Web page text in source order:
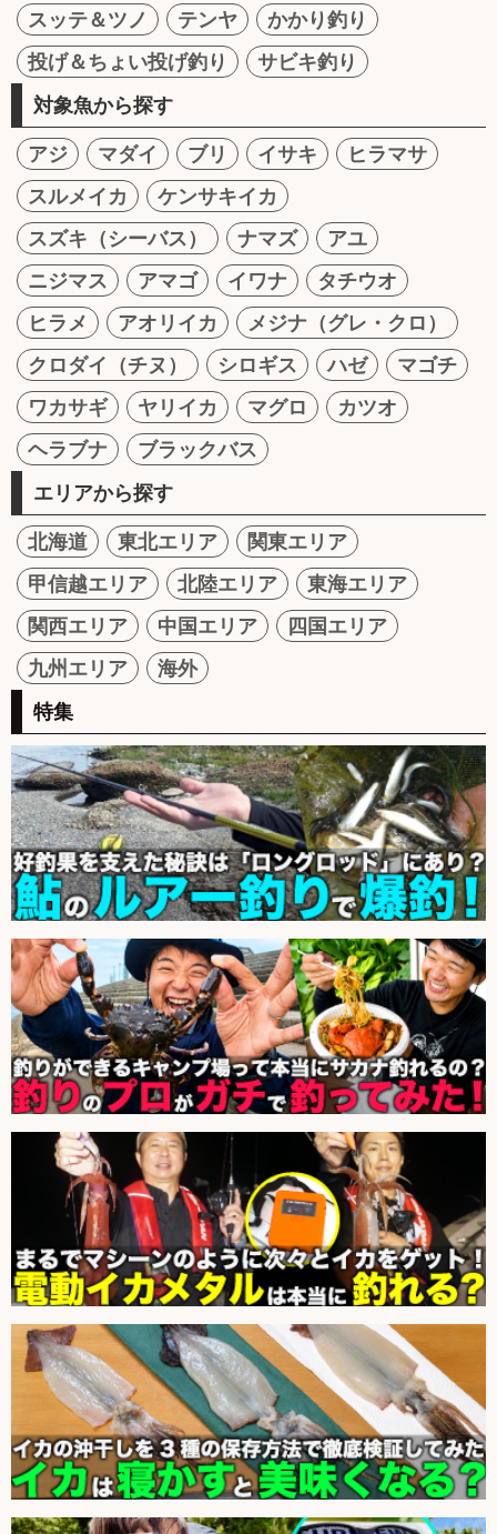
スッテ＆ツノ
テンヤ
かかり釣り
投げ＆ちょい投げ釣り
サビキ釣り
対象魚から探す
アジ マダイ ブリ イサキ
ヒラマサ
スルメイカ
ケンサキイカ
スズキ（シーバス）
ナマズ
アユ
ニジマス
アマゴ イワナ
タチウオ
ヒラメ
アオリイカ
メジナ（グレ・クロ）
クロダイ（チヌ）
シロギス ハゼ
マゴチ
ワカサギ
ヤリイカ マグロ
カツオ
ヘラブナ
ブラックバス
エリアから探す
北海道 東北エリア
関東エリア
甲信越エリア
北陸エリア
東海エリア
関西エリア
中国エリア
四国エリア
九州エリア
海外
特集